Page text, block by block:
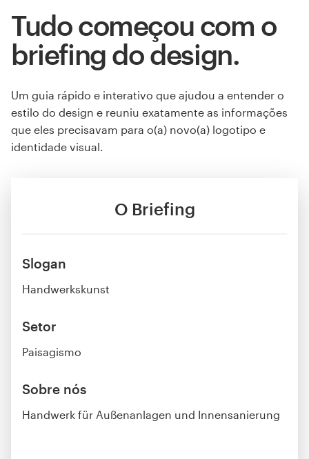
O Briefing
Slogan
Handwerkskunst
Setor
Paisagismo
Sobre nós
Handwerk für Außenanlagen und Innensanierung
Tudo começou com o
briefing do design.
Um guia rápido e interativo que ajudou a entender o
estilo do design e reuniu exatamente as informações
que eles precisavam para o(a) novo(a) logotipo e
identidade visual.